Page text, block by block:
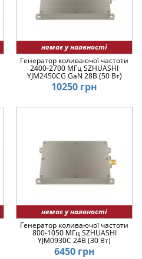
немає у наявності
Генератор коливаючої частоти
2400-2700 МГц SZHUASHI
YJM2450CG GaN 28В (50 Вт)
10250 грн
немає у наявності
Генератор коливаючої частоти
800-1050 МГц SZHUASHI
YJM0930C 24В (30 Вт)
6450 грн